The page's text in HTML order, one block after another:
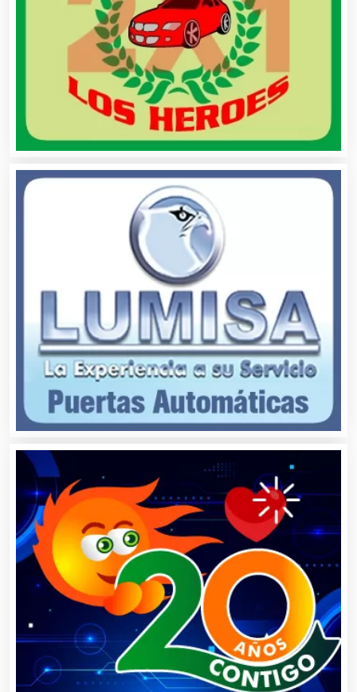
Aseguradoras
Asesores Técnicos
Asesoría Fiscal
Asociaciones Civiles
Asociaciones Empresariales
Audio, Sonido e Iluminación
Audios para Eventos
Autobuses
Automatización
Automóviles Nuevos y Usados
Autopartes Eléctricas